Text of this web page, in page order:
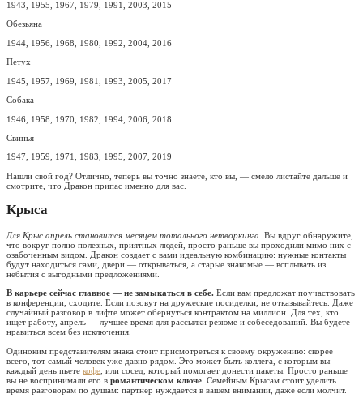
1943, 1955, 1967, 1979, 1991, 2003, 2015
Обезьяна
1944, 1956, 1968, 1980, 1992, 2004, 2016
Петух
1945, 1957, 1969, 1981, 1993, 2005, 2017
Собака
1946, 1958, 1970, 1982, 1994, 2006, 2018
Свинья
1947, 1959, 1971, 1983, 1995, 2007, 2019
Нашли свой год? Отлично, теперь вы точно знаете, кто вы, — смело листайте дальше и
смотрите, что Дракон припас именно для вас.
Крыса
Для Крыс апрель становится месяцем тотального нетворкинга. Вы вдруг обнаружите,
что вокруг полно полезных, приятных людей, просто раньше вы проходили мимо них с
озабоченным видом. Дракон создает с вами идеальную комбинацию: нужные контакты
будут находиться сами, двери — открываться, а старые знакомые — всплывать из
небытия с выгодными предложениями.
В карьере сейчас главное — не замыкаться в себе. Если вам предложат поучаствовать
в конференции, сходите. Если позовут на дружеские посиделки, не отказывайтесь. Даже
случайный разговор в лифте может обернуться контрактом на миллион. Для тех, кто
ищет работу, апрель — лучшее время для рассылки резюме и собеседований. Вы будете
нравиться всем без исключения.
Одиноким представителям знака стоит присмотреться к своему окружению: скорее
всего, тот самый человек уже давно рядом. Это может быть коллега, с которым вы
каждый день пьете кофе , или сосед, который помогает донести пакеты. Просто раньше
вы не воспринимали его в романтическом ключе . Семейным Крысам стоит уделить
время разговорам по душам: партнер нуждается в вашем внимании, даже если молчит.